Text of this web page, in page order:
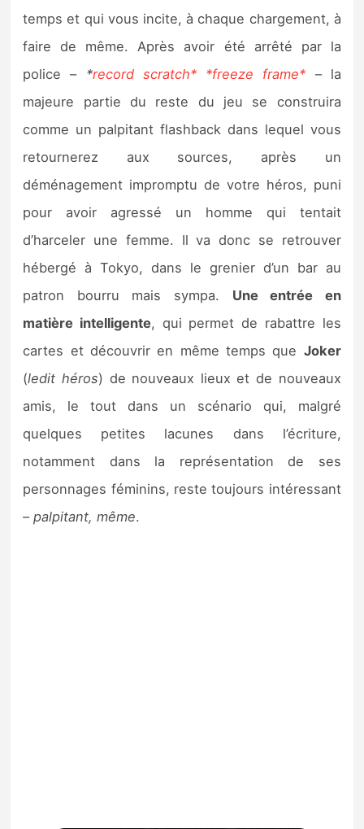
temps et qui vous incite, à chaque chargement, à
faire de même. Après avoir été arrêté par la
police – *record scratch* *freeze frame* – la
majeure partie du reste du jeu se construira
comme un palpitant flashback dans lequel vous
retournerez aux sources, après un
déménagement impromptu de votre héros, puni
pour avoir agressé un homme qui tentait
d’harceler une femme. Il va donc se retrouver
hébergé à Tokyo, dans le grenier d’un bar au
patron bourru mais sympa. Une entrée en
matière intelligente, qui permet de rabattre les
cartes et découvrir en même temps que Joker
(ledit héros) de nouveaux lieux et de nouveaux
amis, le tout dans un scénario qui, malgré
quelques petites lacunes dans l’écriture,
notamment dans la représentation de ses
personnages féminins, reste toujours intéressant
–palpitant, même.